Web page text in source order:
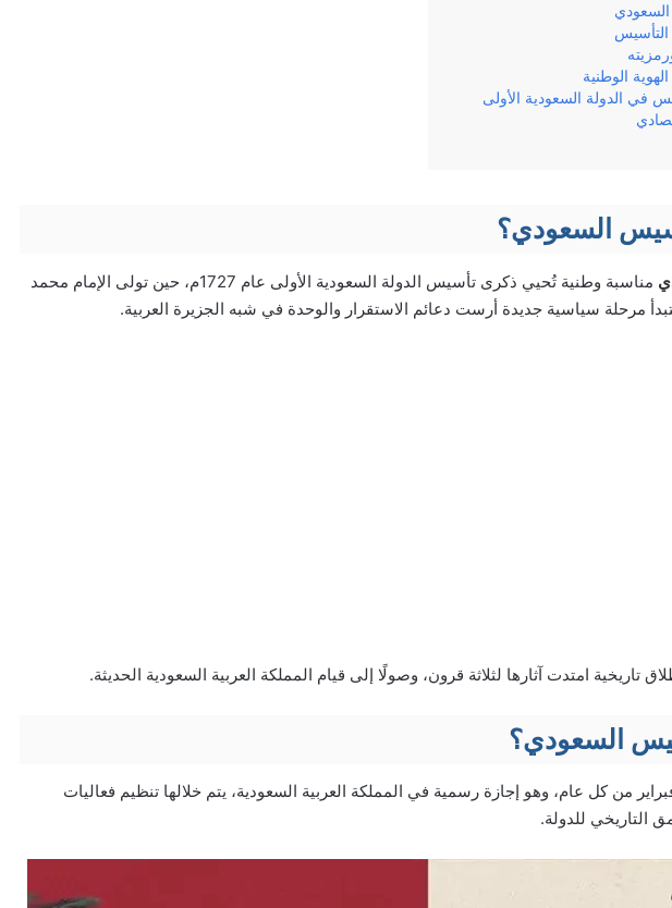
التأسيس
الوطنية
في الدولة السعودية الأولى
السعودي؟
مناسبة وطنية تُحيي ذكرى تأسيس الدولة السعودية الأولى عام 1727م، حين تولى الإمام محمد
مرحلة سياسية جديدة أرست دعائم الاستقرار والوحدة في شبه الجزيرة العربية.
تاريخية امتدت آثارها لثلاثة قرون، وصولًا إلى قيام المملكة العربية السعودية الحديثة.
السعودي؟
يوم التأسيس 22 فبراير من كل عام، وهو إجازة رسمية في المملكة العربية السعودية، يتم خلالها تنظيم فعاليات
التاريخي للدولة.